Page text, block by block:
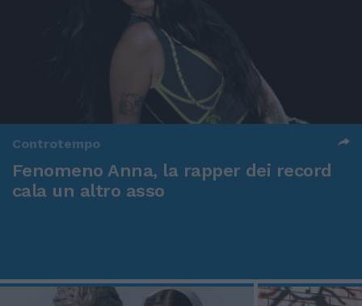
Controtempo
Fenomeno Anna, la rapper dei record
cala un altro asso